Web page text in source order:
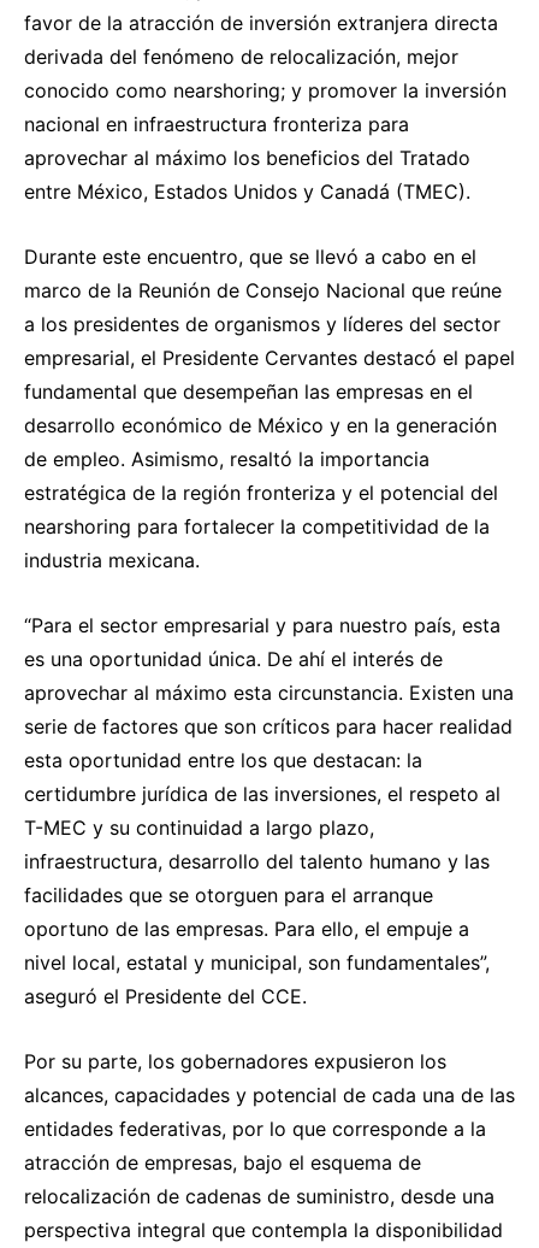
favor de la atracción de inversión extranjera directa
derivada del fenómeno de relocalización, mejor
conocido como nearshoring; y promover la inversión
nacional en infraestructura fronteriza para
aprovechar al máximo los beneficios del Tratado
entre México, Estados Unidos y Canadá (TMEC).
Durante este encuentro, que se llevó a cabo en el
marco de la Reunión de Consejo Nacional que reúne
a los presidentes de organismos y líderes del sector
empresarial, el Presidente Cervantes destacó el papel
fundamental que desempeñan las empresas en el
desarrollo económico de México y en la generación
de empleo. Asimismo, resaltó la importancia
estratégica de la región fronteriza y el potencial del
nearshoring para fortalecer la competitividad de la
industria mexicana.
“Para el sector empresarial y para nuestro país, esta
es una oportunidad única. De ahí el interés de
aprovechar al máximo esta circunstancia. Existen una
serie de factores que son críticos para hacer realidad
esta oportunidad entre los que destacan: la
certidumbre jurídica de las inversiones, el respeto al
T-MEC y su continuidad a largo plazo,
infraestructura, desarrollo del talento humano y las
facilidades que se otorguen para el arranque
oportuno de las empresas. Para ello, el empuje a
nivel local, estatal y municipal, son fundamentales”,
aseguró el Presidente del CCE.
Por su parte, los gobernadores expusieron los
alcances, capacidades y potencial de cada una de las
entidades federativas, por lo que corresponde a la
atracción de empresas, bajo el esquema de
relocalización de cadenas de suministro, desde una
perspectiva integral que contempla la disponibilidad